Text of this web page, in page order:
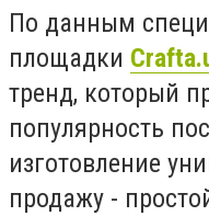
По данным
площадки
тренд, который
популярность
изготовление
продажу -